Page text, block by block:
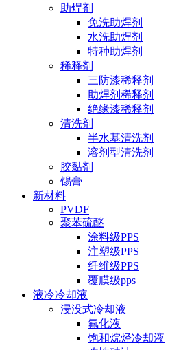
助焊剂
免洗助焊剂
水洗助焊剂
特种助焊剂
稀释剂
三防漆稀释剂
助焊剂稀释剂
绝缘漆稀释剂
清洗剂
半水基清洗剂
溶剂型清洗剂
胶黏剂
锡膏
新材料
PVDF
聚苯硫醚
涂料级PPS
注塑级PPS
纤维级PPS
覆膜级pps
液冷冷却液
浸没式冷却液
氟化液
饱和烷烃冷却液